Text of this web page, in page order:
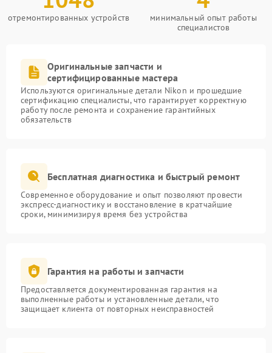
отремонтированных устройств
минимальный опыт работы
специалистов
Оригинальные запчасти и
сертифицированные мастера
Используются оригинальные детали Nikon и прошедшие
сертификацию специалисты, что гарантирует корректную
работу после ремонта и сохранение гарантийных
обязательств
Бесплатная диагностика и быстрый ремонт
Современное оборудование и опыт позволяют провести
экспресс-диагностику и восстановление в кратчайшие
сроки, минимизируя время без устройства
Гарантия на работы и запчасти
Предоставляется документированная гарантия на
выполненные работы и установленные детали, что
защищает клиента от повторных неисправностей